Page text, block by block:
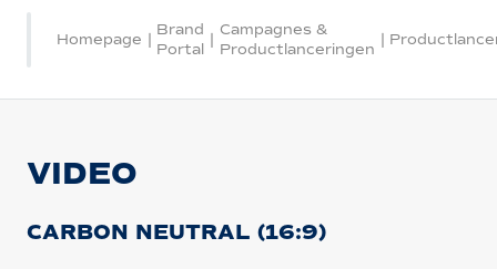
Homepage |
Brand
Portal
|
Campagnes &
Productlanceringen
|
VIDEO
CARBON NEUTRAL (16:9)